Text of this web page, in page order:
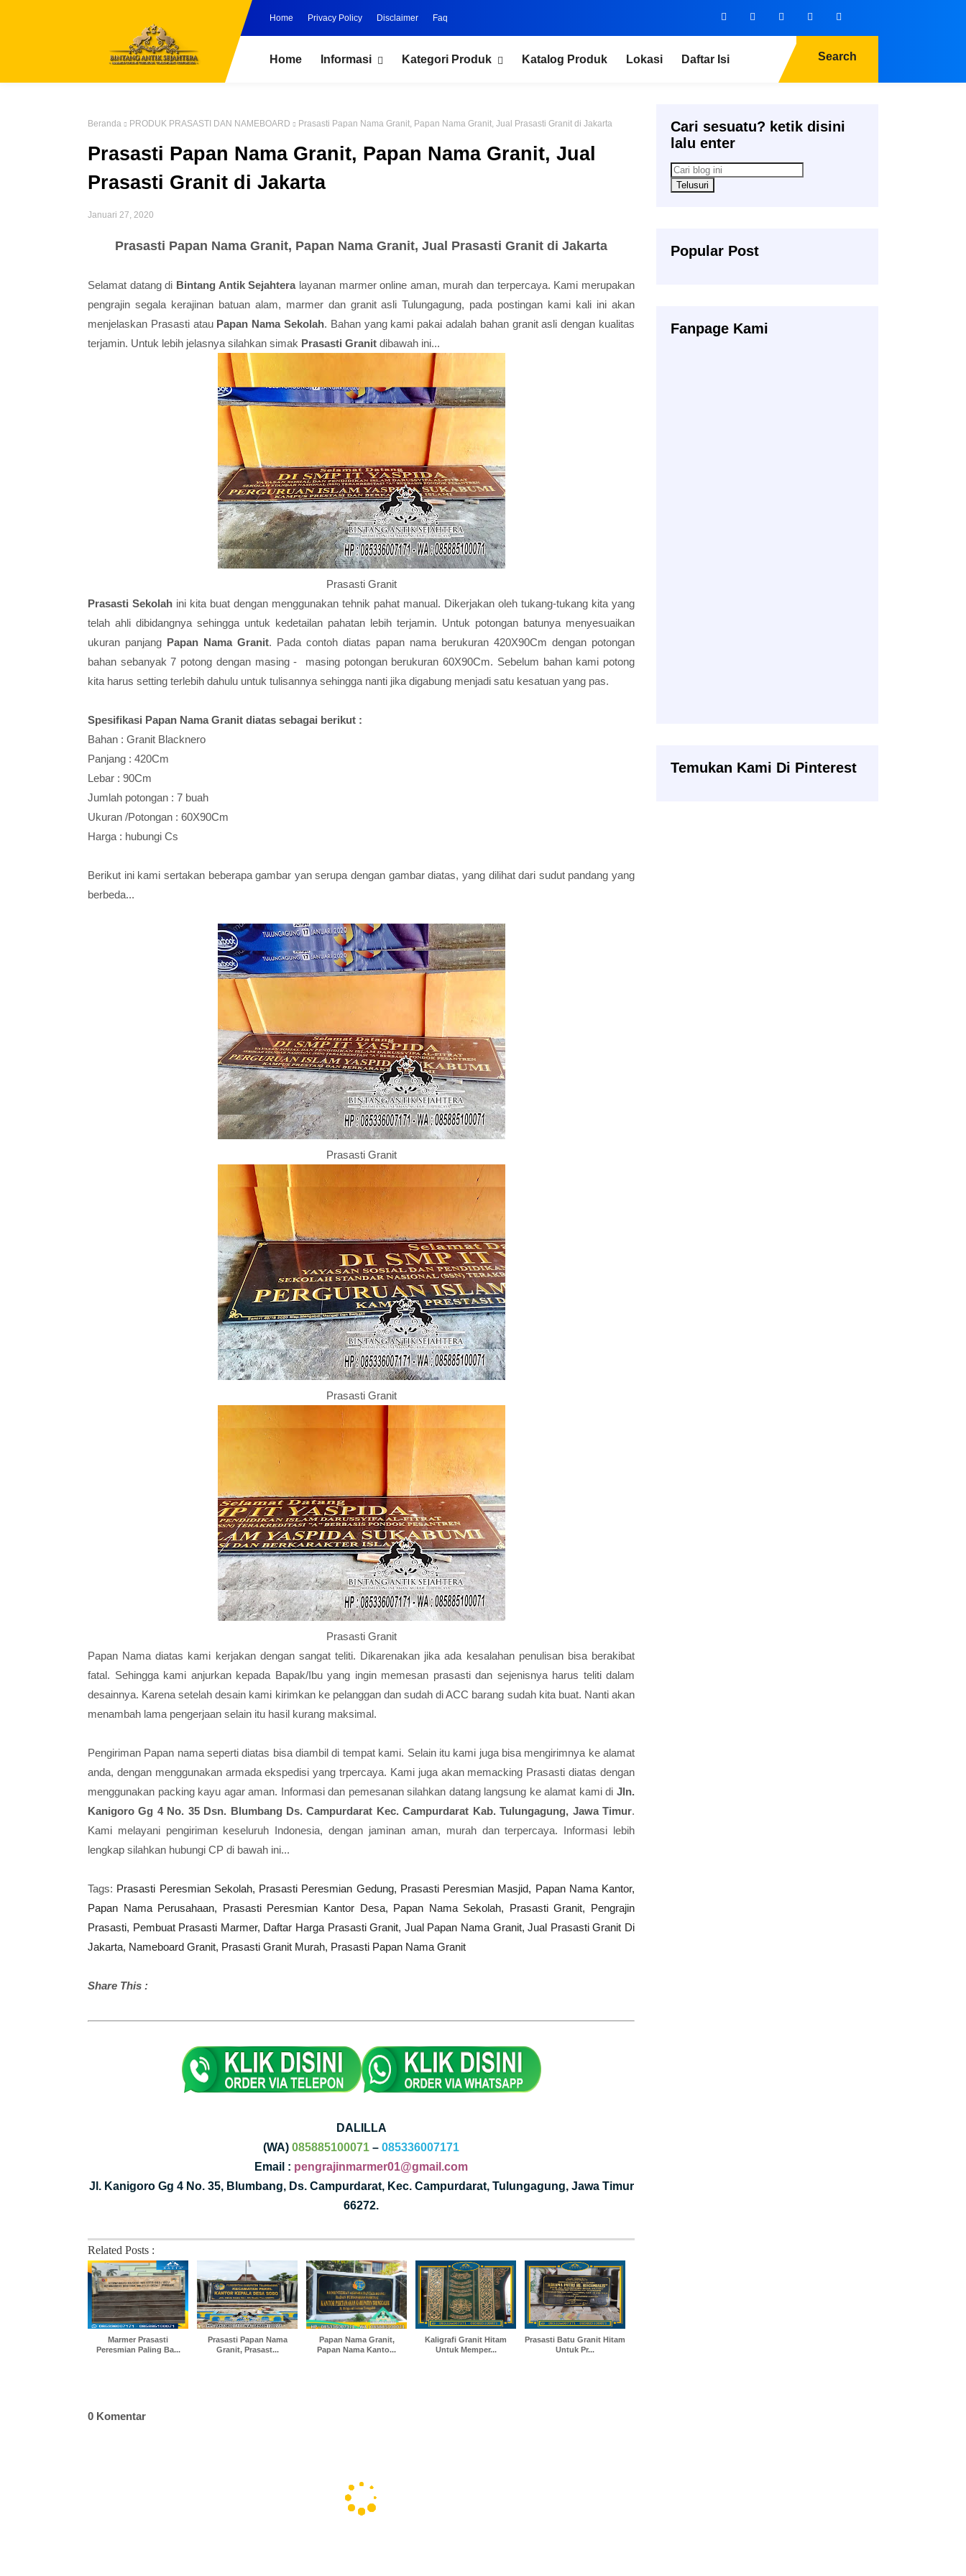
Home Privacy Policy Disclaimer Faq
Home Informasi Kategori Produk Katalog Produk Lokasi Daftar Isi Search
Beranda PRODUK PRASASTI DAN NAMEBOARD Prasasti Papan Nama Granit, Papan Nama Granit, Jual Prasasti Granit di Jakarta
Prasasti Papan Nama Granit, Papan Nama Granit, Jual
Prasasti Granit di Jakarta
Januari 27, 2020
Prasasti Papan Nama Granit, Papan Nama Granit, Jual Prasasti Granit di Jakarta
Selamat datang di Bintang Antik Sejahteralayanan marmer online aman, murah dan terpercaya. Kami merupakan
pengrajin segala kerajinan batuan alam, marmer dan granit asli Tulungagung, pada postingan kami kali ini akan
menjelaskan Prasasti atau Papan Nama Sekolah. Bahan yang kami pakai adalah bahan granit asli dengan kualitas
terjamin. Untuk lebih jelasnya silahkan simak Prasasti Granit dibawah ini...
Prasasti Granit
Prasasti Sekolah ini kita buat dengan menggunakan tehnik pahat manual. Dikerjakan oleh tukang-tukang kita yang
telah ahli dibidangnya sehingga untuk kedetailan pahatan lebih terjamin. Untuk potongan batunya menyesuaikan
ukuran panjang Papan Nama Granit. Pada contoh diatas papan nama berukuran 420X90Cm dengan potongan
bahan sebanyak 7 potong dengan masing - masing potongan berukuran 60X90Cm. Sebelum bahan kami potong
kita harus setting terlebih dahulu untuk tulisannya sehingga nanti jika digabung menjadi satu kesatuan yang pas.
Spesifikasi Papan Nama Granit diatas sebagai berikut :
Bahan : Granit Blacknero
Panjang : 420Cm
Lebar : 90Cm
Jumlah potongan : 7 buah
Ukuran /Potongan : 60X90Cm
Harga : hubungi Cs
Berikut ini kami sertakan beberapa gambar yan serupa dengan gambar diatas, yang dilihat dari sudut pandang yang
berbeda...
Prasasti Granit
Prasasti Granit
Prasasti Granit
Papan Nama diatas kami kerjakan dengan sangat teliti. Dikarenakan jika ada kesalahan penulisan bisa berakibat
fatal. Sehingga kami anjurkan kepada Bapak/Ibu yang ingin memesan prasasti dan sejenisnya harus teliti dalam
desainnya. Karena setelah desain kami kirimkan ke pelanggan dan sudah di ACC barang sudah kita buat. Nanti akan
menambah lama pengerjaan selain itu hasil kurang maksimal.
Pengiriman Papan nama seperti diatas bisa diambil di tempat kami. Selain itu kami juga bisa mengirimnya ke alamat
anda, dengan menggunakan armada ekspedisi yang trpercaya. Kami juga akan memacking Prasasti diatas dengan
menggunakan packing kayu agar aman. Informasi dan pemesanan silahkan datang langsung ke alamat kami di Jln.
Kanigoro Gg 4 No. 35 Dsn. Blumbang Ds. Campurdarat Kec. Campurdarat Kab. Tulungagung, Jawa Timur.
Kami melayani pengiriman keseluruh Indonesia, dengan jaminan aman, murah dan terpercaya. Informasi lebih
lengkap silahkan hubungi CP di bawah ini...
Tags: Prasasti Peresmian Sekolah, Prasasti Peresmian Gedung, Prasasti Peresmian Masjid, Papan Nama Kantor,
Papan Nama Perusahaan, Prasasti Peresmian Kantor Desa, Papan Nama Sekolah, Prasasti Granit, Pengrajin
Prasasti, Pembuat Prasasti Marmer, Daftar Harga Prasasti Granit, Jual Papan Nama Granit, Jual Prasasti Granit Di
Jakarta, Nameboard Granit, Prasasti Granit Murah, Prasasti Papan Nama Granit
Share This :
DALILLA
(WA) 085885100071 – 085336007171
Email : pengrajinmarmer01@gmail.com
Jl. Kanigoro Gg 4 No. 35, Blumbang, Ds. Campurdarat, Kec. Campurdarat, Tulungagung, Jawa Timur
66272.
Related Posts :
Marmer Prasasti
Peresmian Paling Ba...
Prasasti Papan Nama
Granit, Prasast...
Papan Nama Granit,
Papan Nama Kanto...
Kaligrafi Granit Hitam
Untuk Memper...
Prasasti Batu Granit Hitam
Untuk Pr...
0 Komentar
Cari sesuatu? ketik disini
lalu enter
Popular Post
Fanpage Kami
Temukan Kami Di Pinterest